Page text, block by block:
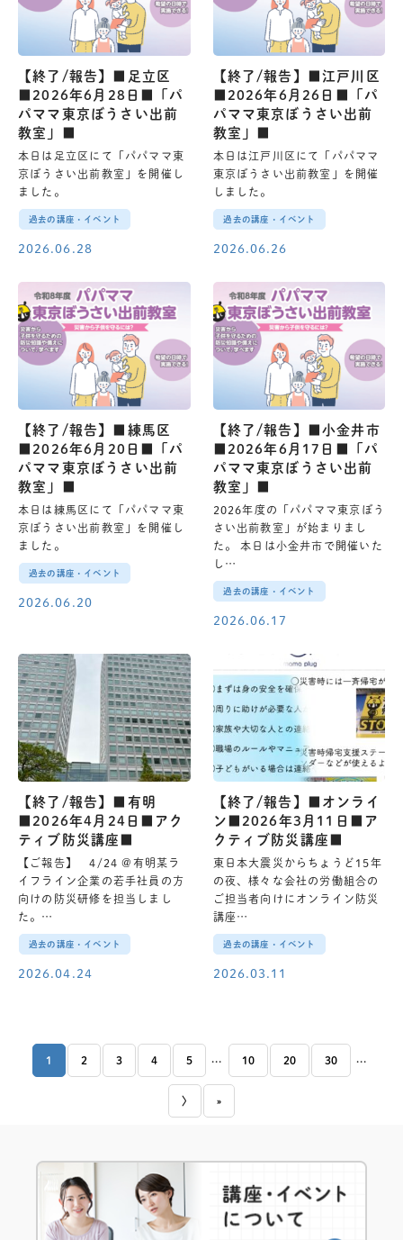
【終了/報告】■足立区
■2026年6月28日■「パ
パママ東京ぼうさい出前
教室」■
本日は足立区にて「パパママ東
京ぼうさい出前教室」を開催し
ました。
過去の講座・イベント
2026.06.28
【終了/報告】■江戸川区
■2026年6月26日■「パ
パママ東京ぼうさい出前
教室」■
本日は江戸川区にて「パパママ
東京ぼうさい出前教室」を開催
しました。
過去の講座・イベント
2026.06.26
【終了/報告】■練馬区
■2026年6月20日■「パ
パママ東京ぼうさい出前
教室」■
本日は練馬区にて「パパママ東
京ぼうさい出前教室」を開催し
ました。
過去の講座・イベント
2026.06.20
【終了/報告】■小金井市
■2026年6月17日■「パ
パママ東京ぼうさい出前
教室」■
2026年度の「パパママ東京ぼう
さい出前教室」が始まりまし
た。 本日は小金井市で開催いた
し…
過去の講座・イベント
2026.06.17
【終了/報告】■有明
■2026年4月24日■アク
ティブ防災講座■
【ご報告】 4/24 @有明某ラ
イフライン企業の若手社員の方
向けの防災研修を担当しまし
た。…
過去の講座・イベント
2026.04.24
【終了/報告】■オンライ
ン■2026年3月11日■ア
クティブ防災講座■
東日本大震災からちょうど15年
の夜、様々な会社の労働組合の
ご担当者向けにオンライン防災
講座…
過去の講座・イベント
2026.03.11
1 2 3 4 5 10 20 30
〉 »